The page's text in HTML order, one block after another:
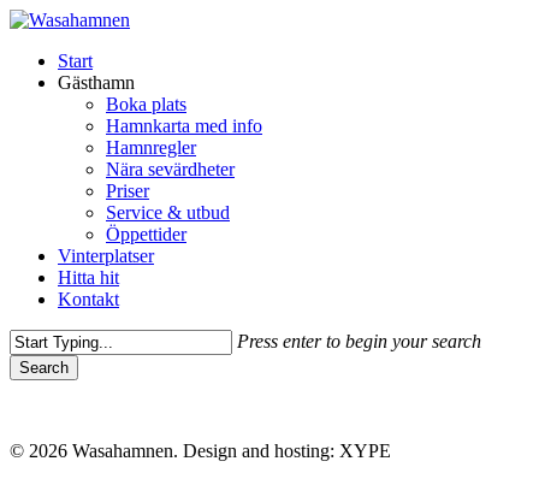
Skip
main
content
Menu
Start
Gästhamn
Boka plats
Hamnkarta med info
Hamnregler
Nära sevärdheter
Priser
Service & utbud
Öppettider
Vinterplatser
Hitta hit
Kontakt
Press enter to begin your search
Search
© 2026 Wasahamnen. Design and hosting: XYPE